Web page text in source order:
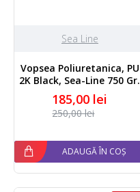
Sea Line
Vopsea Poliuretanica, PU
2K Black, Sea-Line 750 Gr.
185,00 lei
250,00 lei
ADAUGĂ ÎN COȘ